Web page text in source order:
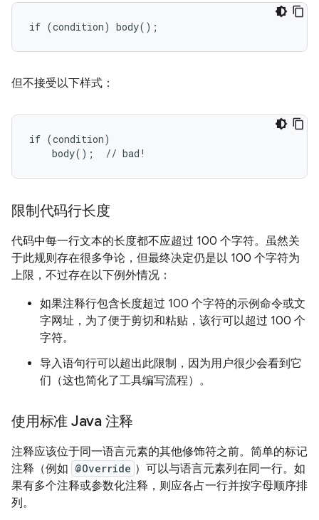
if (condition) body();
但不接受以下样式：
if (condition)
    body();  // bad!
限制代码行长度
代码中每一行文本的长度都不应超过 100 个字符。虽然关
于此规则存在很多争论，但最终决定仍是以 100 个字符为
上限，不过存在以下例外情况：
如果注释行包含长度超过 100 个字符的示例命令或文
字网址，为了便于剪切和粘贴，该行可以超过 100 个
字符。
导入语句行可以超出此限制，因为用户很少会看到它
们（这也简化了工具编写流程）。
使用标准 Java 注释
注释应该位于同一语言元素的其他修饰符之前。简单的标记
注释（例如 @Override ）可以与语言元素列在同一行。如
果有多个注释或参数化注释，则应各占一行并按字母顺序排
列。